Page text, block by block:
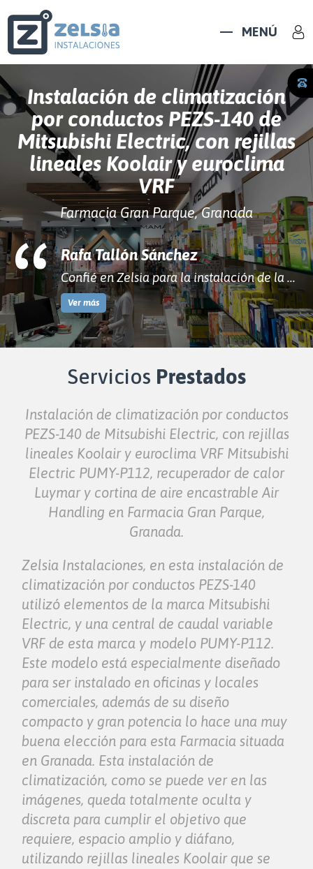
MENÚ
Instalación de climatización
por conductos PEZS-140 de
Mitsubishi Electric, con rejillas
lineales Koolair y euroclima
VRF
Farmacia Gran Parque, Granada
Rafa Tallón Sánchez
Confié en Zelsia para la instalación de la ...
Ver más
Servicios Prestados
Instalación de climatización por conductos
PEZS-140 de Mitsubishi Electric, con rejillas
lineales Koolair y euroclima VRF Mitsubishi
Electric PUMY-P112, recuperador de calor
Luymar y cortina de aire encastrable Air
Handling en Farmacia Gran Parque,
Granada.
Zelsia Instalaciones, en esta instalación de
climatización por conductos PEZS-140
utilizó elementos de la marca Mitsubishi
Electric, y una central de caudal variable
VRF de esta marca y modelo PUMY-P112.
Este modelo está especialmente diseñado
para ser instalado en oficinas y locales
comerciales, además de su diseño
compacto y gran potencia lo hace una muy
buena elección para esta Farmacia situada
en Granada. Esta instalación de
climatización, como se puede ver en las
imágenes, queda totalmente oculta y
discreta para cumplir el objetivo que
requiere, espacio amplio y diáfano,
utilizando rejillas lineales Koolair que se